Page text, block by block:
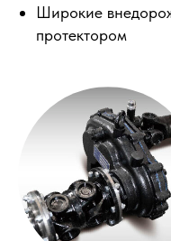
Широкие
протектором